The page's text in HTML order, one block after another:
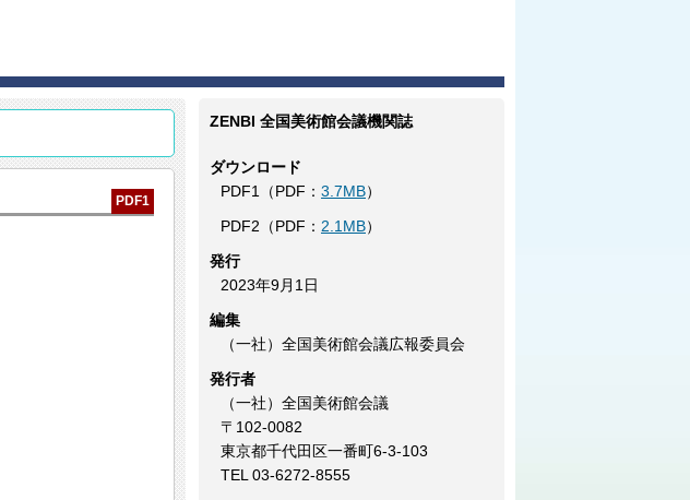
PDF1
ZENBI 全国美術館会議機関誌
ダウンロード
PDF1（PDF： 3.7MB）
PDF2（PDF： 2.1MB）
発行
2023年9月1日
編集
（一社）全国美術館会議広報委員会
発行者
（一社）全国美術館会議
〒102-0082
東京都千代田区一番町6-3-103
TEL 03-6272-8555